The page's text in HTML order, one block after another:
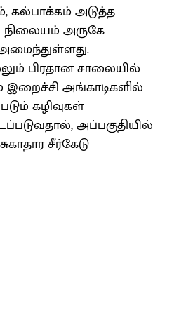
கல்பாக்கம் அடுத்த
நிலையம் அருகே
பிரதான சாலையில்
அங்காடிகளில்
கழிவுகள்
அப்பகுதியில்
சீர்கேடு